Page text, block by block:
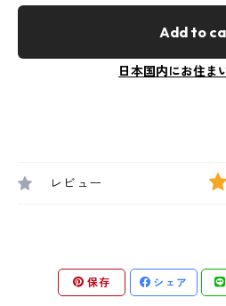
Add to
日本国内にお住ま
レビュー
保存 シェア